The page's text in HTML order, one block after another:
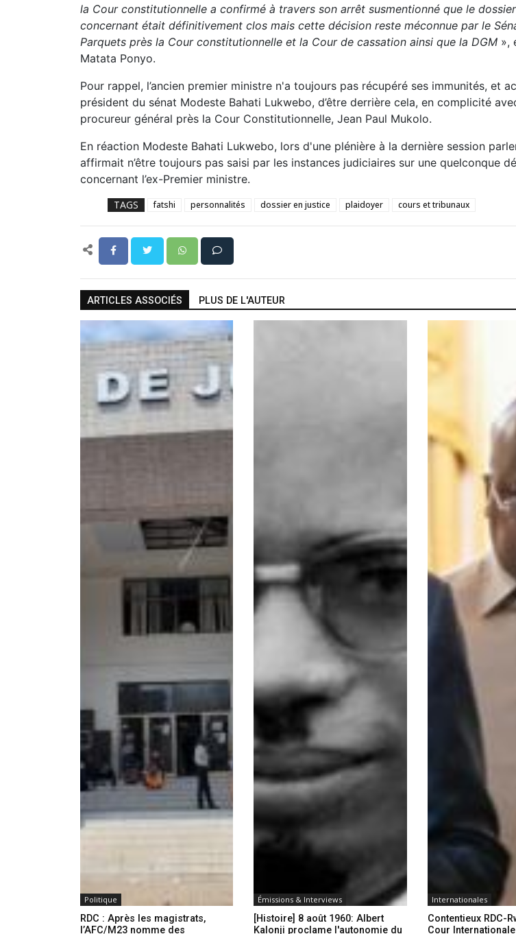
la Cour constitutionnelle a confirmé à travers son arrêt susmentionné que le
concernant était définitivement clos mais cette décision reste méconnue par le
Parquets près la Cour constitutionnelle et la Cour de cassation ainsi que la DGM »,
Matata Ponyo.
Pour rappel, l’ancien premier ministre n'a toujours pas récupéré ses immunités, et
président du sénat Modeste Bahati Lukwebo, d’être derrière cela, en complicité
procureur général près la Cour Constitutionnelle, Jean Paul Mukolo.
En réaction Modeste Bahati Lukwebo, lors d'une plénière à la dernière session
affirmait n’être toujours pas saisi par les instances judiciaires sur une quelconque
concernant l’ex-Premier ministre.
TAGS fatshi personnalités dossier en justice plaidoyer cours et tribunaux
ARTICLES ASSOCIÉS PLUS DE L'AUTEUR
Politique
RDC : Après les magistrats,
l’AFC/M23 nomme des
Émissions & Interviews
[Histoire] 8 août 1960: Albert
Kalonji proclame l'autonomie du
Internationales
Contentieux RDC-
Cour